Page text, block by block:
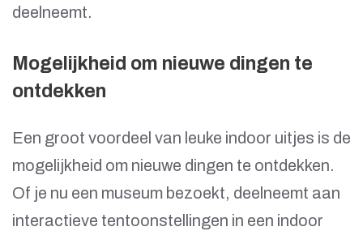
deelneemt.
Mogelijkheid om nieuwe dingen te
ontdekken
Een groot voordeel van leuke indoor uitjes is de
mogelijkheid om nieuwe dingen te ontdekken.
Of je nu een museum bezoekt, deelneemt aan
interactieve tentoonstellingen in een indoor